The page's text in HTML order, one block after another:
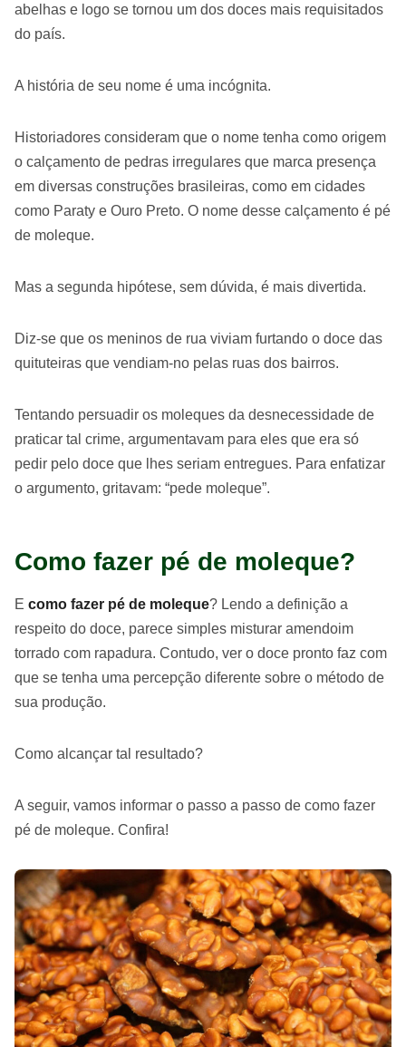
abelhas e logo se tornou um dos doces mais requisitados
do país.
A história de seu nome é uma incógnita.
Historiadores consideram que o nome tenha como origem
o calçamento de pedras irregulares que marca presença
em diversas construções brasileiras, como em cidades
como Paraty e Ouro Preto. O nome desse calçamento é pé
de moleque.
Mas a segunda hipótese, sem dúvida, é mais divertida.
Diz-se que os meninos de rua viviam furtando o doce das
quituteiras que vendiam-no pelas ruas dos bairros.
Tentando persuadir os moleques da desnecessidade de
praticar tal crime, argumentavam para eles que era só
pedir pelo doce que lhes seriam entregues. Para enfatizar
o argumento, gritavam: “pede moleque”.
Como fazer pé de moleque?
E como fazer pé de moleque? Lendo a definição a
respeito do doce, parece simples misturar amendoim
torrado com rapadura. Contudo, ver o doce pronto faz com
que se tenha uma percepção diferente sobre o método de
sua produção.
Como alcançar tal resultado?
A seguir, vamos informar o passo a passo de como fazer
pé de moleque. Confira!